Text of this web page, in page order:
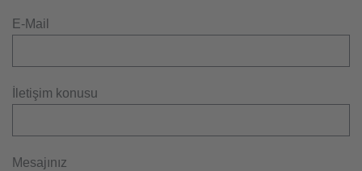
E-Mail
İletişim konusu
Mesajınız